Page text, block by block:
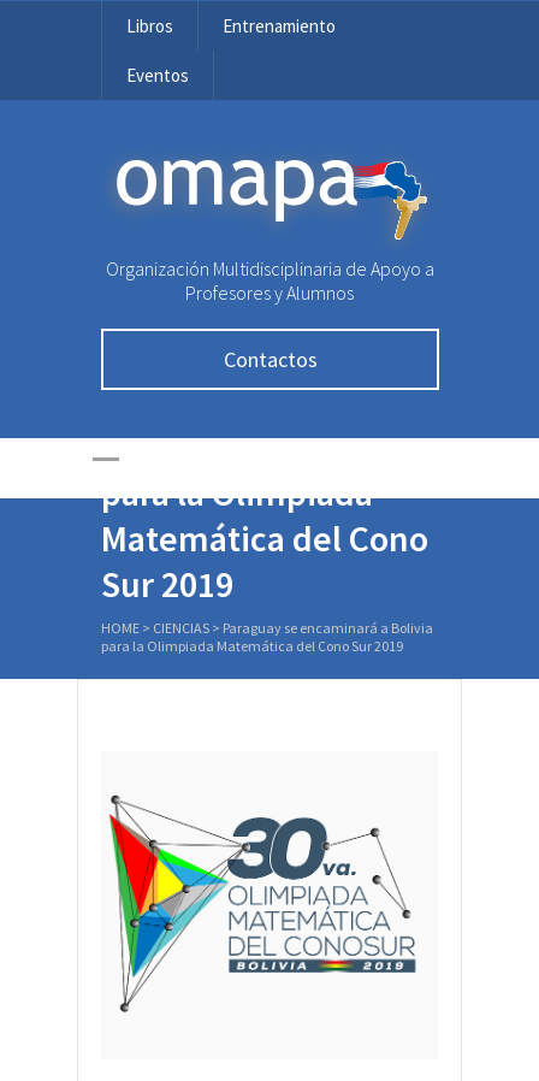
Libros Entrenamiento
Eventos
OMAPA
Organización Multidisciplinaria de Apoyo a
Profesores y Alumnos
Contactos
Paraguay se
encaminará a Bolivia
para la Olimpiada
Matemática del Cono
Sur 2019
HOME > CIENCIAS > Paraguay se encaminará a Bolivia
para la Olimpiada Matemática del Cono Sur 2019